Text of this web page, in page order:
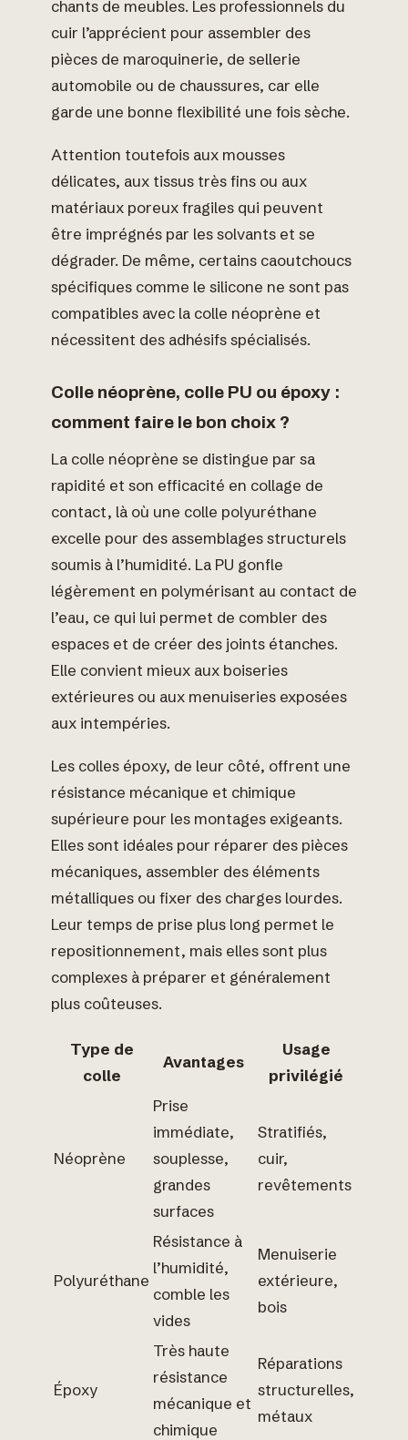
chants de meubles. Les professionnels du
cuir l’apprécient pour assembler des
pièces de maroquinerie, de sellerie
automobile ou de chaussures, car elle
garde une bonne flexibilité une fois sèche.
Attention toutefois aux mousses
délicates, aux tissus très fins ou aux
matériaux poreux fragiles qui peuvent
être imprégnés par les solvants et se
dégrader. De même, certains caoutchoucs
spécifiques comme le silicone ne sont pas
compatibles avec la colle néoprène et
nécessitent des adhésifs spécialisés.
Colle néoprène, colle PU ou époxy :
comment faire le bon choix ?
La colle néoprène se distingue par sa
rapidité et son efficacité en collage de
contact, là où une colle polyuréthane
excelle pour des assemblages structurels
soumis à l’humidité. La PU gonfle
légèrement en polymérisant au contact de
l’eau, ce qui lui permet de combler des
espaces et de créer des joints étanches.
Elle convient mieux aux boiseries
extérieures ou aux menuiseries exposées
aux intempéries.
Les colles époxy, de leur côté, offrent une
résistance mécanique et chimique
supérieure pour les montages exigeants.
Elles sont idéales pour réparer des pièces
mécaniques, assembler des éléments
métalliques ou fixer des charges lourdes.
Leur temps de prise plus long permet le
repositionnement, mais elles sont plus
complexes à préparer et généralement
plus coûteuses.
Type de
colle
Avantages
Usage
privilégié
Néoprène
Prise
immédiate,
souplesse,
grandes
surfaces
Stratifiés,
cuir,
revêtements
Polyuréthane
Résistance à
l’humidité,
comble les
vides
Menuiserie
extérieure,
bois
Époxy
Très haute
résistance
mécanique et
chimique
Réparations
structurelles,
métaux